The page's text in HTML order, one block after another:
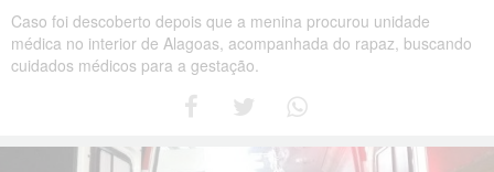
Caso foi descoberto depois que a menina procurou unidade
médica no interior de Alagoas, acompanhada do rapaz, buscando
cuidados médicos para a gestação.